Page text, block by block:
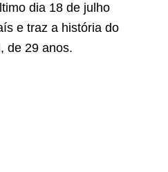
dia 18 de julho
e traz a história do
de 29 anos.